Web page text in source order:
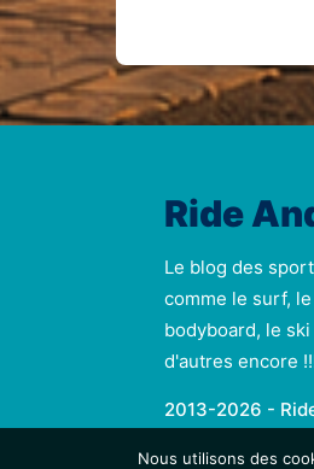
Ride
Le blog des
comme le surf,
bodyboard, le
d'autres encore
2013-2026 -
Nous utilisons des